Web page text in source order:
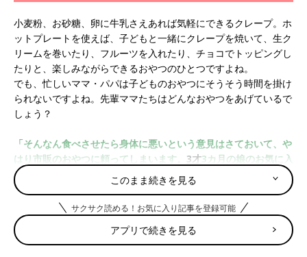
小麦粉、お砂糖、卵に牛乳さえあれば気軽にできるクレープ。ホ
ットプレートを使えば、子どもと一緒にクレープを焼いて、生ク
リームを巻いたり、フルーツを入れたり、チョコでトッピングし
たりと、楽しみながらできるおやつのひとつですよね。
でも、忙しいママ・パパは子どものおやつにそうそう時間を掛け
られないですよね。先輩ママたちはどんなおやつをあげているで
しょう？
「そんなん食べさせたら身体に悪いという意見はさておいて、や
はり市販のおやつに頼ってしまいます。 3才3カ月の娘のお気に入
りは、金平糖、棒ゼリー、グミです」
「3才1カ月の息子は、グミ！グミ！グミ！ おじいちゃんの家で
グミをもらって知ってしまったときから、ぶれることなくグミ命
です」
このまま続きを見る
サクサク読める！お気に入り記事を登録可能
アプリで続きを見る